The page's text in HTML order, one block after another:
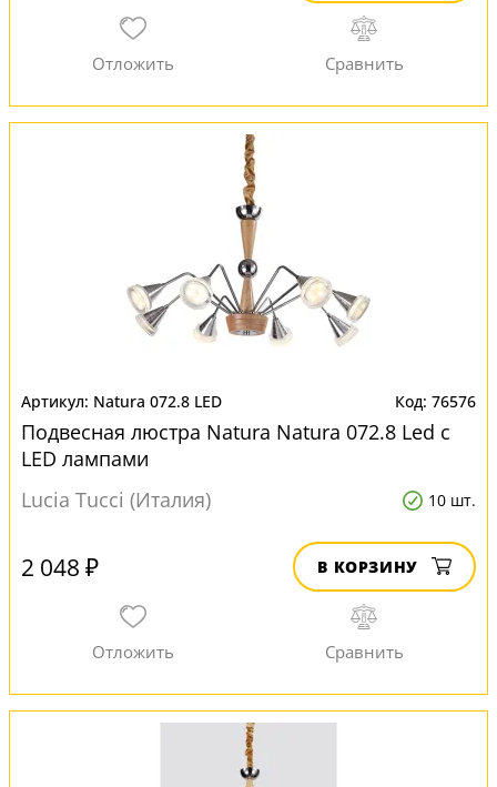
Natura 072.8 LED 76576
Подвесная люстра Natura Natura 072.8 Led с
LED лампами
Lucia Tucci (Италия)
10 шт.
2 048 ₽ В КОРЗИНУ